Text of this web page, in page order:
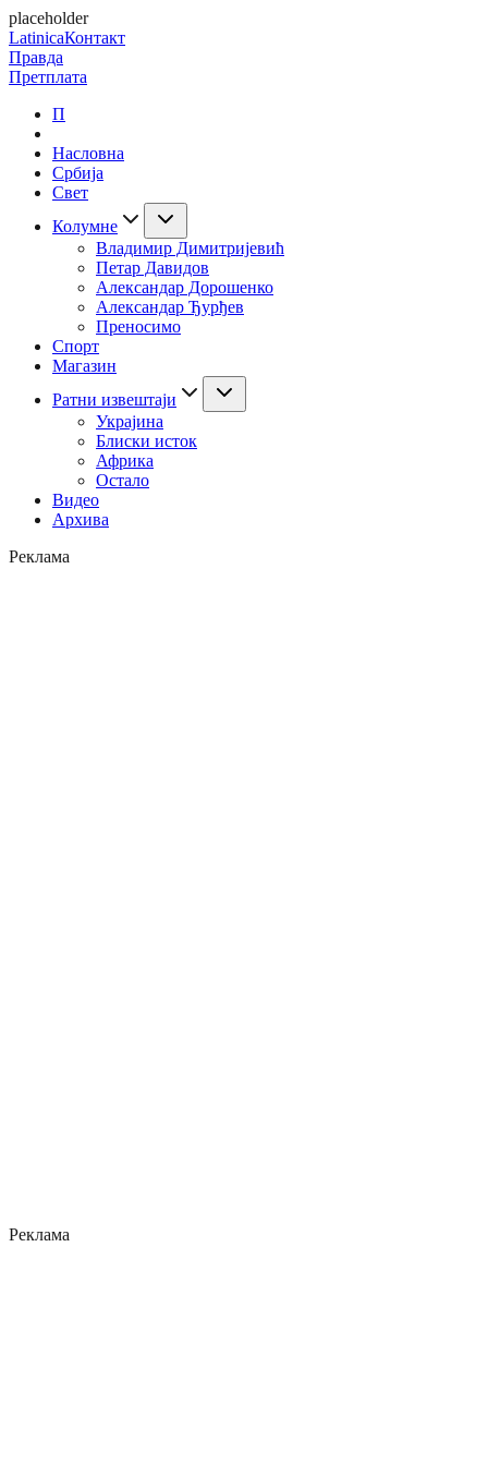
placeholder
LatinicaКонтакт
Правда
Претплата
П
Насловна
Србија
Свет
Колумне
Владимир Димитријевић
Петар Давидов
Александар Дорошенко
Александар Ђурђев
Преносимо
Спорт
Магазин
Ратни извештаји
Украјина
Блиски исток
Африка
Остало
Видео
Архива
Реклама
Реклама